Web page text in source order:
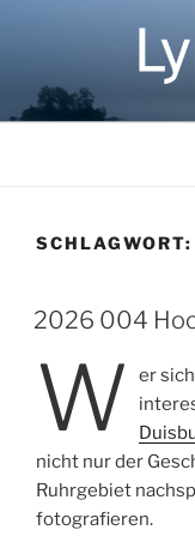
Kunst der Stille
SCHLAGWORT:
2026 004
W
er
nicht nur der
Ruhrgebiet
fotografieren.